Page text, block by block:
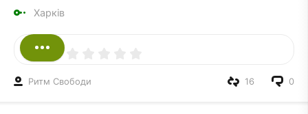
Харків
Ритм Свободи 0
16